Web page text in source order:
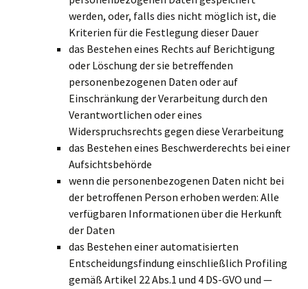
werden, oder, falls dies nicht möglich ist, die
Kriterien für die Festlegung dieser Dauer
das Bestehen eines Rechts auf Berichtigung
oder Löschung der sie betreffenden
personenbezogenen Daten oder auf
Einschränkung der Verarbeitung durch den
Verantwortlichen oder eines
Widerspruchsrechts gegen diese Verarbeitung
das Bestehen eines Beschwerderechts bei einer
Aufsichtsbehörde
wenn die personenbezogenen Daten nicht bei
der betroffenen Person erhoben werden: Alle
verfügbaren Informationen über die Herkunft
der Daten
das Bestehen einer automatisierten
Entscheidungsfindung einschließlich Profiling
gemäß Artikel 22 Abs.1 und 4 DS-GVO und —